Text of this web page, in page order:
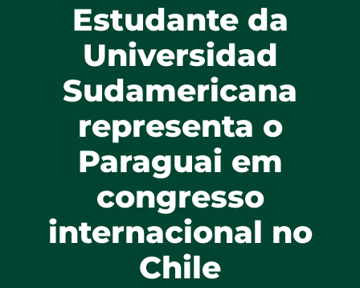
Estudante da
Universidad
Sudamericana
representa o
Paraguai em
congresso
internacional no
Chile